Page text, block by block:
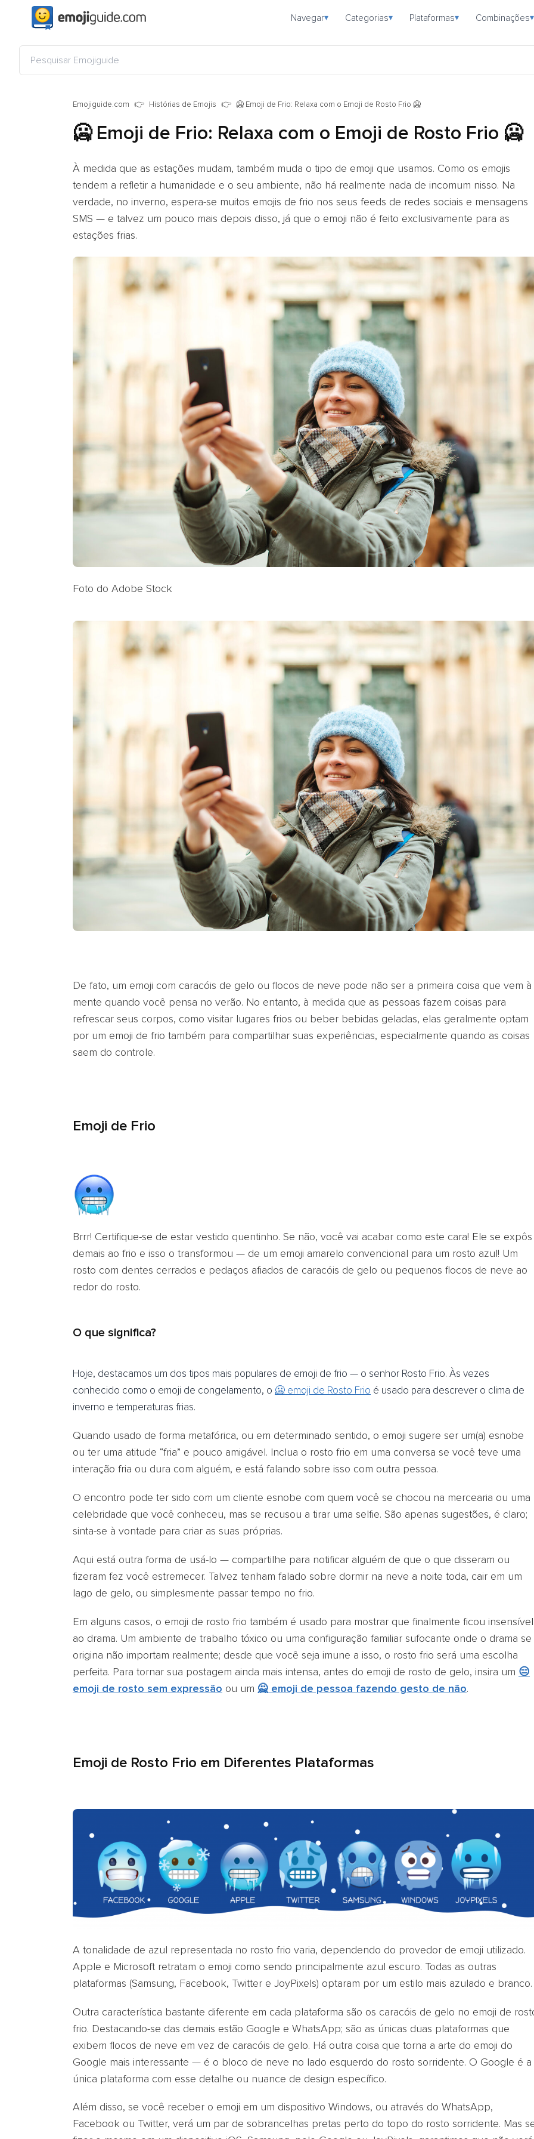
Navegar▾ Categorias▾ Plataformas▾ Combinações▾
Emojiguide.com Histórias de Emojis 🥶 Emoji de Frio: Relaxa com o Emoji de Rosto Frio 🥶
🥶 Emoji de Frio: Relaxa com o Emoji de Rosto Frio 🥶
À medida que as estações mudam, também muda o tipo de emoji que usamos. Como os emojis
tendem a refletir a humanidade e o seu ambiente, não há realmente nada de incomum nisso. Na
verdade, no inverno, espera-se muitos emojis de frio nos seus feeds de redes sociais e mensagens
SMS — e talvez um pouco mais depois disso, já que o emoji não é feito exclusivamente para as
estações frias.
Foto do Adobe Stock
De fato, um emoji com caracóis de gelo ou flocos de neve pode não ser a primeira coisa que vem à
mente quando você pensa no verão. No entanto, à medida que as pessoas fazem coisas para
refrescar seus corpos, como visitar lugares frios ou beber bebidas geladas, elas geralmente optam
por um emoji de frio também para compartilhar suas experiências, especialmente quando as coisas
saem do controle.
Emoji de Frio
Brrr! Certifique-se de estar vestido quentinho. Se não, você vai acabar como este cara! Ele se expôs
demais ao frio e isso o transformou — de um emoji amarelo convencional para um rosto azul! Um
rosto com dentes cerrados e pedaços afiados de caracóis de gelo ou pequenos flocos de neve ao
redor do rosto.
O que significa?
Hoje, destacamos um dos tipos mais populares de emoji de frio — o senhor Rosto Frio. Às vezes
conhecido como o emoji de congelamento, o 🥶 emoji de Rosto Frio é usado para descrever o clima de
inverno e temperaturas frias.
Quando usado de forma metafórica, ou em determinado sentido, o emoji sugere ser um(a) esnobe
ou ter uma atitude “fria” e pouco amigável. Inclua o rosto frio em uma conversa se você teve uma
interação fria ou dura com alguém, e está falando sobre isso com outra pessoa.
O encontro pode ter sido com um cliente esnobe com quem você se chocou na mercearia ou uma
celebridade que você conheceu, mas se recusou a tirar uma selfie. São apenas sugestões, é claro;
sinta-se à vontade para criar as suas próprias.
Aqui está outra forma de usá-lo — compartilhe para notificar alguém de que o que disseram ou
fizeram fez você estremecer. Talvez tenham falado sobre dormir na neve a noite toda, cair em um
lago de gelo, ou simplesmente passar tempo no frio.
Em alguns casos, o emoji de rosto frio também é usado para mostrar que finalmente ficou insensível
ao drama. Um ambiente de trabalho tóxico ou uma configuração familiar sufocante onde o drama se
origina não importam realmente; desde que você seja imune a isso, o rosto frio será uma escolha
perfeita. Para tornar sua postagem ainda mais intensa, antes do emoji de rosto de gelo, insira um 😑
emoji de rosto sem expressão ou um 🙅 emoji de pessoa fazendo gesto de não.
Emoji de Rosto Frio em Diferentes Plataformas
A tonalidade de azul representada no rosto frio varia, dependendo do provedor de emoji utilizado.
Apple e Microsoft retratam o emoji como sendo principalmente azul escuro. Todas as outras
plataformas (Samsung, Facebook, Twitter e JoyPixels) optaram por um estilo mais azulado e branco.
Outra característica bastante diferente em cada plataforma são os caracóis de gelo no emoji de
frio. Destacando-se das demais estão Google e WhatsApp; são as únicas duas plataformas que
exibem flocos de neve em vez de caracóis de gelo. Há outra coisa que torna a arte do emoji do
Google mais interessante — é o bloco de neve no lado esquerdo do rosto sorridente. O Google é a
única plataforma com esse detalhe ou nuance de design específico.
Além disso, se você receber o emoji em um dispositivo Windows, ou através do WhatsApp,
Facebook ou Twitter, verá um par de sobrancelhas pretas perto do topo do rosto sorridente. Mas